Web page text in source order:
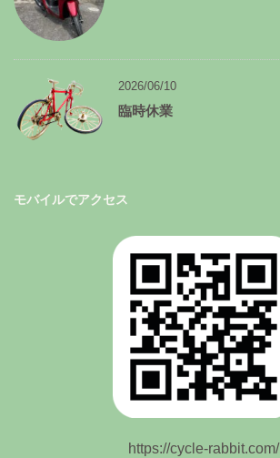
2026/06/10
臨時休業
モバイルでアクセス
https://cycle-rabbit.com/